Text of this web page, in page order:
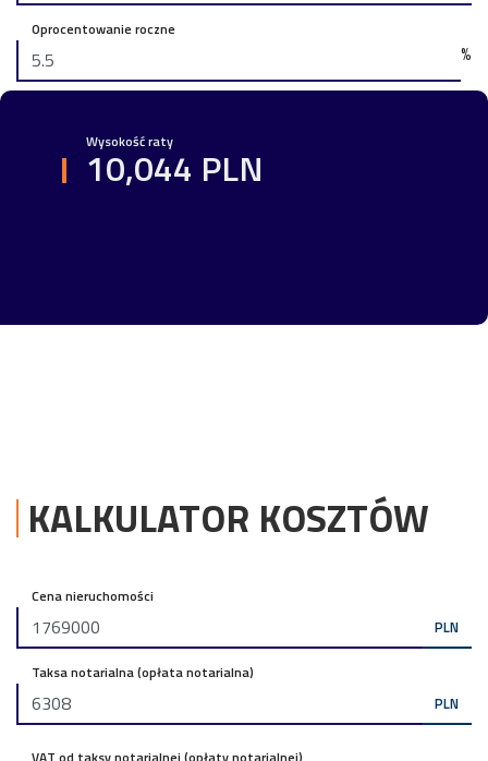
Oprocentowanie roczne
%
Wysokość raty
10,044 PLN
KALKULATOR KOSZTÓW
Cena nieruchomości
PLN
Taksa notarialna (opłata notarialna)
PLN